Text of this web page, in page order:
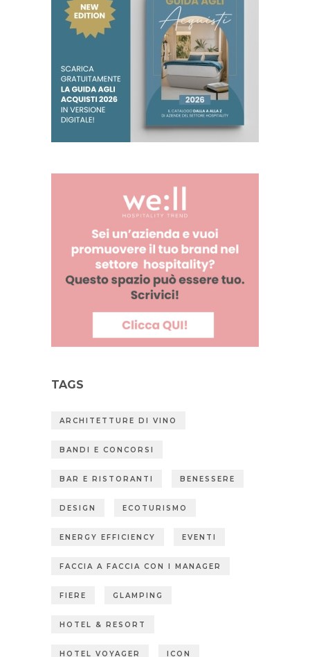
TAGS
ARCHITETTURE DI VINO
BANDI E CONCORSI
BAR E RISTORANTI BENESSERE
DESIGN ECOTURISMO
ENERGY EFFICIENCY EVENTI
FACCIA A FACCIA CON I MANAGER
FIERE GLAMPING
HOTEL & RESORT
HOTEL VOYAGER ICON